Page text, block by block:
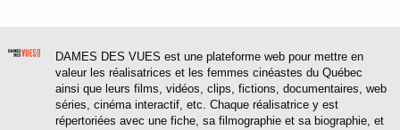
DAMES DES VUES est une plateforme web pour mettre en
valeur les réalisatrices et les femmes cinéastes du Québec
ainsi que leurs films, vidéos, clips, fictions, documentaires, web
séries, cinéma interactif, etc. Chaque réalisatrice y est
répertoriées avec une fiche, sa filmographie et sa biographie, et